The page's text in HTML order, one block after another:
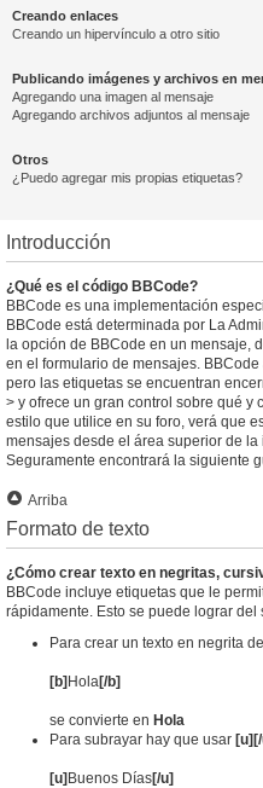
Creando enlaces
Creando un hipervínculo a otro sitio
Publicando imágenes y archivos en
Agregando una imagen al mensaje
Agregando archivos adjuntos al mensaje
Otros
¿Puedo agregar mis propias etiquetas?
Introducción
¿Qué es el código BBCode?
BBCode es una implementación
BBCode está determinada por La
la opción de BBCode en un mensaje,
en el formulario de mensajes.
pero las etiquetas se encuentran
> y ofrece un gran control sobre qué y
estilo que utilice en su foro, verá que
mensajes desde el área superior de
Seguramente encontrará la siguiente
Arriba
Formato de texto
¿Cómo crear texto en negritas,
BBCode incluye etiquetas que le
rápidamente. Esto se puede lograr del
Para crear un texto en negrita
[b]Hola[/b]
se convierte en Hola
Para subrayar hay que usar
[u]Buenos Días[/u]